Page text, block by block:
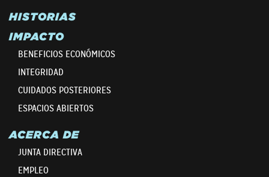
HISTORIAS
IMPACTO
BENEFICIOS ECONÓMICOS
INTEGRIDAD
CUIDADOS POSTERIORES
ESPACIOS ABIERTOS
ACERCA DE
JUNTA DIRECTIVA
EMPLEO